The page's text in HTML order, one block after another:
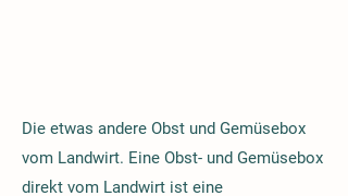
Die etwas andere Obst und Gemüsebox
vom Landwirt. Eine Obst- und Gemüsebox
direkt vom Landwirt ist eine